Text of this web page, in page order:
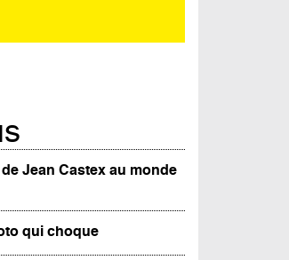
de Jean Castex au monde
qui choque